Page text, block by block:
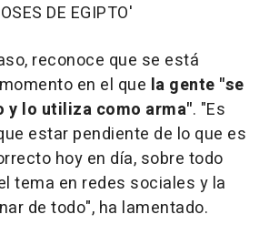
DE EGIPTO'
reconoce que se está
en el que la gente "se
y lo utiliza como arma". "Es
estar pendiente de lo que es
hoy en día, sobre todo
tema en redes sociales y la
de todo", ha lamentado.